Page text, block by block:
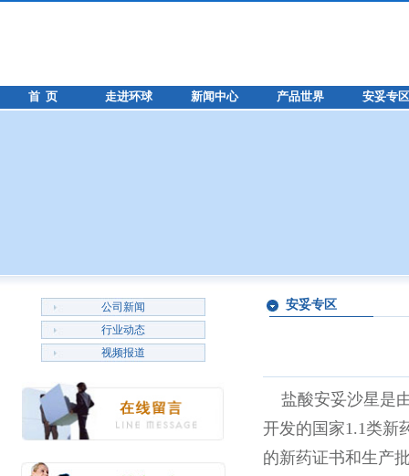
首 页 走进环球 新闻中心 产品世界 安妥专区
公司新闻
行业动态
视频报道
安妥专区
盐酸安妥沙星是
开发的国家1.1类新
的新药证书和生产